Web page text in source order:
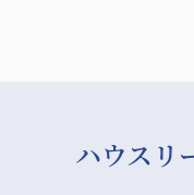
ハウスリ